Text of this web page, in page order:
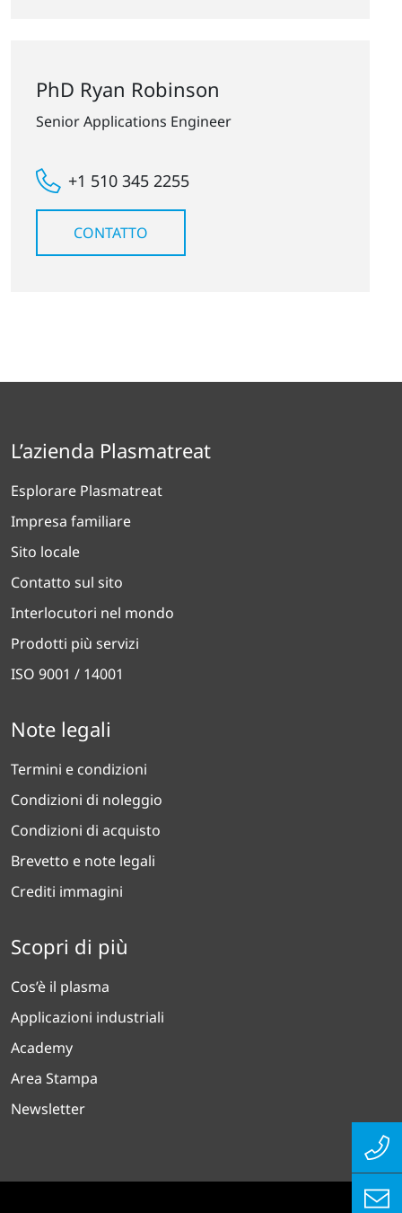
PhD Ryan Robinson
Senior Applications Engineer
+1 510 345 2255
CONTATTO
L’azienda Plasmatreat
Esplorare Plasmatreat
Impresa familiare
Sito locale
Contatto sul sito
Interlocutori nel mondo
Prodotti più servizi
ISO 9001 / 14001
Note legali
Termini e condizioni
Condizioni di noleggio
Condizioni di acquisto
Brevetto e note legali
Crediti immagini
Scopri di più
Cos’è il plasma
Applicazioni industriali
Academy
Area Stampa
Newsletter